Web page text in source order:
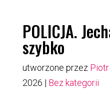
POLICJA.
szybko
utworzone przez
2026 | Bez kategorii